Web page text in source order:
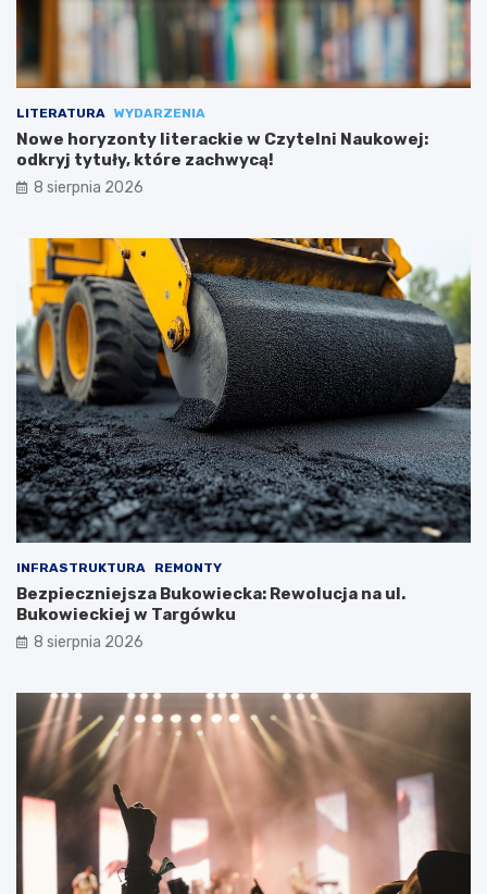
LITERATURA WYDARZENIA
Nowe horyzonty literackie w Czytelni Naukowej:
odkryj tytuły, które zachwycą!
8 sierpnia 2026
INFRASTRUKTURA REMONTY
Bezpieczniejsza Bukowiecka: Rewolucja na ul.
Bukowieckiej w Targówku
8 sierpnia 2026